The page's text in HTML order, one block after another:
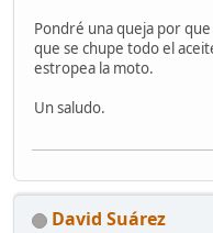
Pondré una queja por
que se chupe todo el
estropea la moto.
Un saludo.
David Suárez